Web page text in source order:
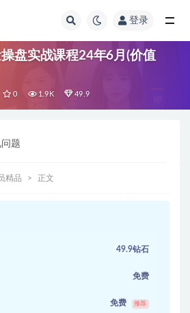
登录
盘实战课程24年6月(价值
0 1.9K 49.9
题
精品 正文
49.9钻石
免费
免费 推荐